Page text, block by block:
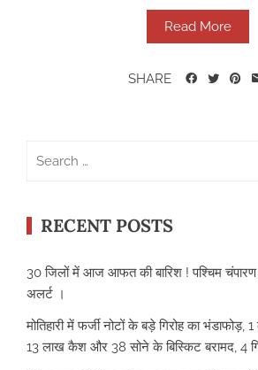
Read More
SHARE
RECENT POSTS
30 जिलों में आज आफत की बारिश ! पश्चिम
अलर्ट ।
मोतिहारी में फर्जी नोटों के बड़े गिरोह का
13 लाख कैश और 38 सोने के बिस्किट बरामद, 4